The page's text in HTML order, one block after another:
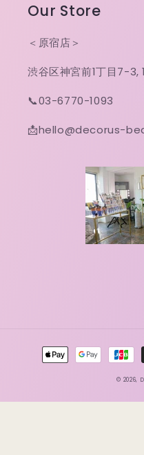
Our Store
＜原宿店＞
渋谷区神宮前1丁目7-3,
📞03-6770-1093
📩hello@decorus-
決
済
法
© 2026,